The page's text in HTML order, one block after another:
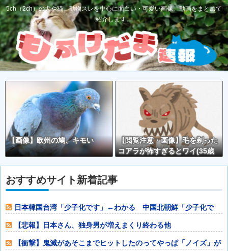
5ch（2ch）の犬や猫、動物スレを中心に面白い・可愛い画像、動画をまとめて
紹介します。
【画像】欧州の鳩、キモい
【閲覧注意・画像】毛を剃った
コアラが怖すぎるとワイ(35歳
おすすめサイト新着記事
日本韓国台湾「少子化です」←わかる 中国北朝鮮「少子化で
す」←強権国家で
【悲報】日本さん、独身男が増えまくり終わる他
【衝撃】鬼滅があそこまでヒットしたのってやっぱ「ノイズ」が